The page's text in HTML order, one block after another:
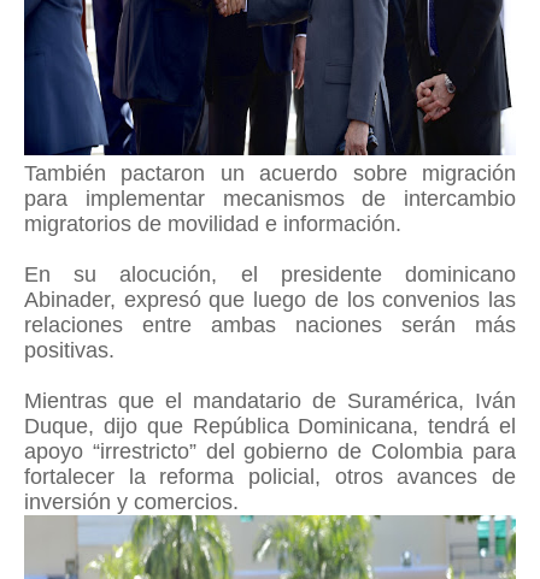
También pactaron un acuerdo sobre migración
para implementar mecanismos de intercambio
migratorios de movilidad e información.
En su alocución, el presidente dominicano
Abinader, expresó que luego de los convenios las
relaciones entre ambas naciones serán más
positivas.
Mientras que el mandatario de Suramérica, Iván
Duque, dijo que República Dominicana, tendrá el
apoyo “irrestricto” del gobierno de Colombia para
fortalecer la reforma policial, otros avances de
inversión y comercios.